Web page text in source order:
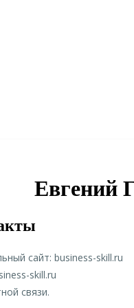
Евгений
сайт: business-skill.ru
skill.ru
связи.